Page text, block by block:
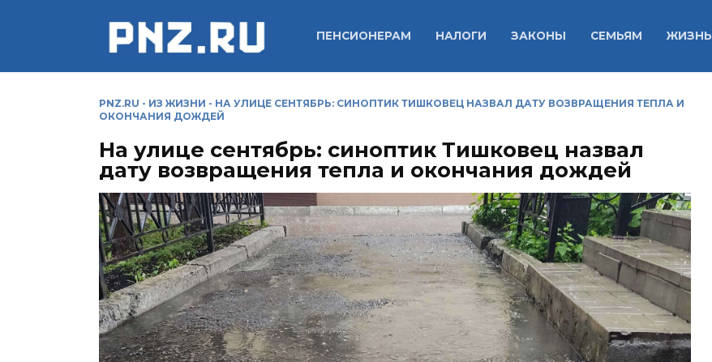
ПЕНСИОНЕРАМ НАЛОГИ ЗАКОНЫ СЕМЬЯМ ЖИЗНЬ
PNZ.RU - ИЗ ЖИЗНИ - НА УЛИЦЕ СЕНТЯБРЬ: СИНОПТИК ТИШКОВЕЦ НАЗВАЛ ДАТУ ВОЗВРАЩЕНИЯ ТЕПЛА И
ОКОНЧАНИЯ ДОЖДЕЙ
На улице сентябрь: синоптик Тишковец назвал
дату возвращения тепла и окончания дождей